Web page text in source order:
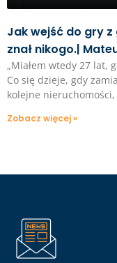
Jak wejść do gry z
znał nikogo.|
„Miałem wtedy 27 lat,
Co się dzieje, gdy
kolejne nieruchomości,
Zobacz więcej »